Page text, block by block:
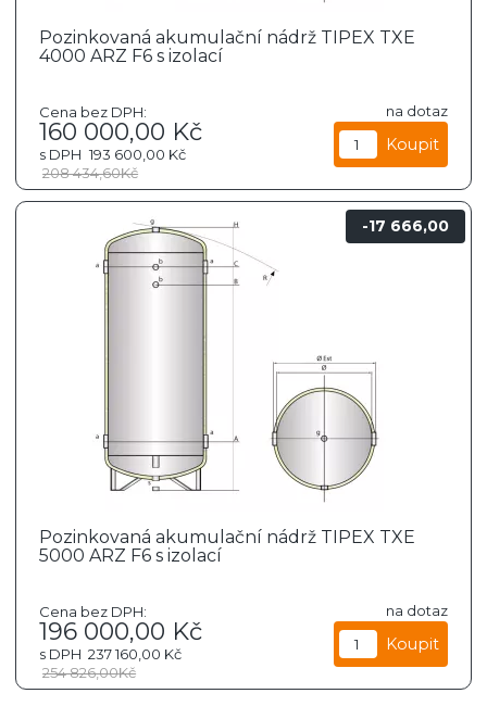
Pozinkovaná akumulační nádrž TIPEX TXE
4000 ARZ F6 s izolací
na dotaz
Cena bez DPH:
160 000,00 Kč
s DPH 193 600,00 Kč
208 434,60Kč
Pozinkovaná akumulační nádrž TIPEX TXE
5000 ARZ F6 s izolací
na dotaz
Cena bez DPH:
196 000,00 Kč
s DPH 237 160,00 Kč
17 666,00
254 826,00Kč